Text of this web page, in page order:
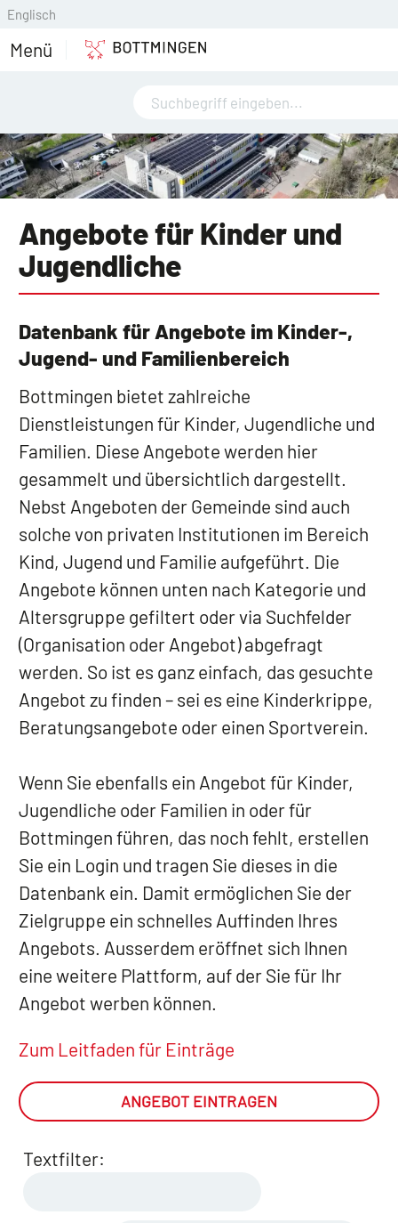
Englisch
Menü
Angebote für Kinder und
Jugendliche
Datenbank für Angebote im Kinder-,
Jugend- und Familienbereich
Bottmingen bietet zahlreiche
Dienstleistungen für Kinder, Jugendliche und
Familien. Diese Angebote werden hier
gesammelt und übersichtlich dargestellt.
Nebst Angeboten der Gemeinde sind auch
solche von privaten Institutionen im Bereich
Kind, Jugend und Familie aufgeführt. Die
Angebote können unten nach Kategorie und
Altersgruppe gefiltert oder via Suchfelder
(Organisation oder Angebot) abgefragt
werden. So ist es ganz einfach, das gesuchte
Angebot zu finden – sei es eine Kinderkrippe,
Beratungsangebote oder einen Sportverein.
Wenn Sie ebenfalls ein Angebot für Kinder,
Jugendliche oder Familien in oder für
Bottmingen führen, das noch fehlt, erstellen
Sie ein Login und tragen Sie dieses in die
Datenbank ein. Damit ermöglichen Sie der
Zielgruppe ein schnelles Auffinden Ihres
Angebots. Ausserdem eröffnet sich Ihnen
eine weitere Plattform, auf der Sie für Ihr
Angebot werben können.
Zum Leitfaden für Einträge
ANGEBOT EINTRAGEN
Textfilter: